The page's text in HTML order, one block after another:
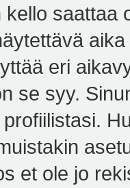
kello saattaa
eri
se syy.
et ole jo